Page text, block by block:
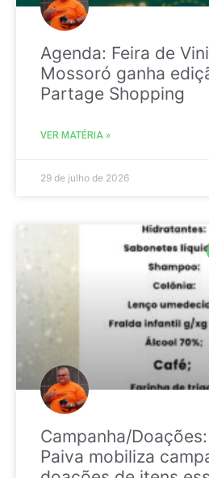
Agenda: Feira de
Mossoró ganha
Partage Shopping
VER MATÉRIA »
29 de julho de 2026
Campanha/
Paiva mobiliza